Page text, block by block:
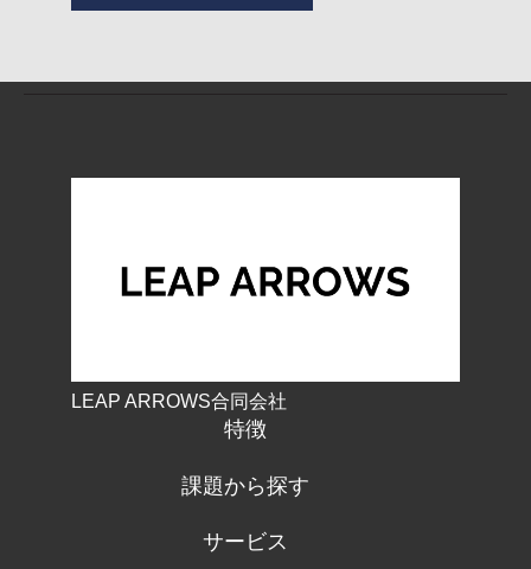
LEAP ARROWS合同会社
特徴
課題から探す
サービス